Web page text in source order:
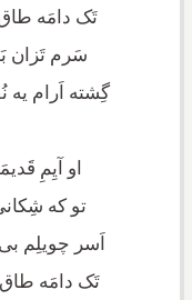
تَک دامَه طاق
سَرم تَزان
گِشته اَرام
او آیِمِ
تو که
اَسر چویلِم
تَک دامَه